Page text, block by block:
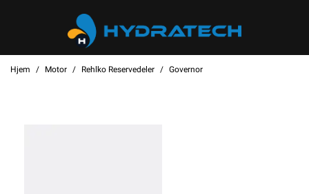
Hjem Motor Rehlko Reservedeler Governor